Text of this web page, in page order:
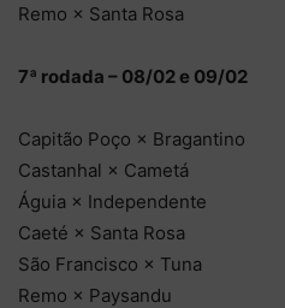
Remo × Santa Rosa
7ª rodada – 08/02 e 09/02
Capitão Poço × Bragantino
Castanhal × Cametá
Águia × Independente
Caeté × Santa Rosa
São Francisco × Tuna
Remo × Paysandu